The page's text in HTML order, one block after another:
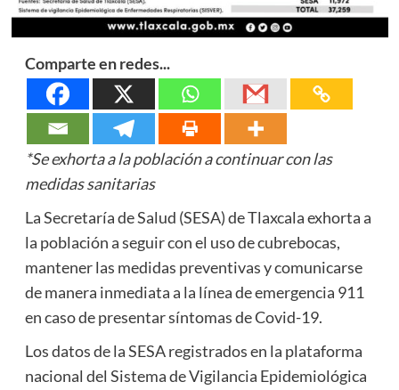
Comparte en redes...
*Se exhorta a la población a continuar con las
medidas sanitarias
La Secretaría de Salud (SESA) de Tlaxcala exhorta a
la población a seguir con el uso de cubrebocas,
mantener las medidas preventivas y comunicarse
de manera inmediata a la línea de emergencia 911
en caso de presentar síntomas de Covid-19.
Los datos de la SESA registrados en la plataforma
nacional del Sistema de Vigilancia Epidemiológica